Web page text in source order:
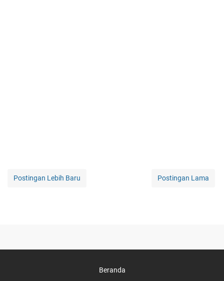
Postingan Lebih Baru Postingan Lama
Beranda